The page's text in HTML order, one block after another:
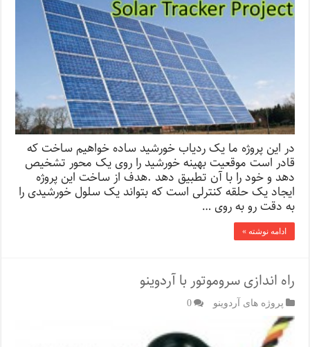
در این پروژه ما یک ردیاب خورشید ساده خواهیم ساخت که
قادر است موقعیت بهینه خورشید را روی یک محور تشخیص
دهد و خود را با آن تطبیق دهد .هدف از ساخت این پروژه
ایجاد یک حلقه کنترلی است که بتواند یک سلول خورشیدی را
به دقت رو به روی …
ادامه نوشته »
راه اندازی سروموتور با آردوینو
پروژه های آردوینو 0